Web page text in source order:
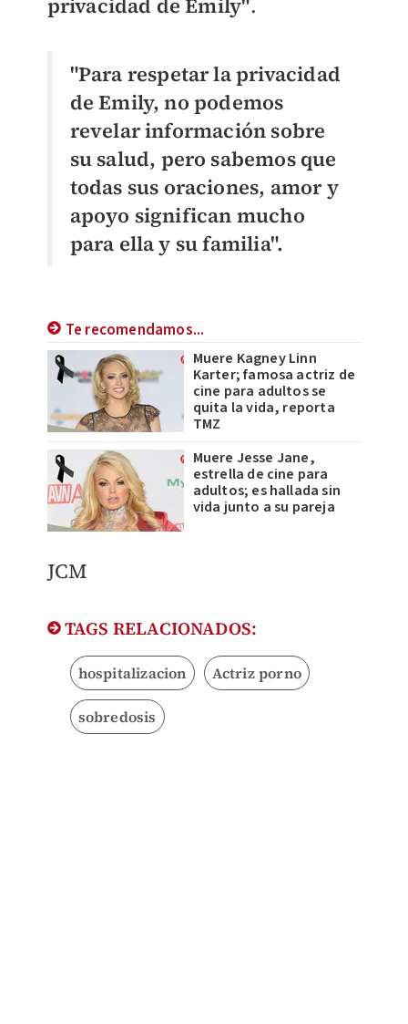
privacidad de Emily".
"Para respetar la privacidad
de Emily, no podemos
revelar información sobre
su salud, pero sabemos que
todas sus oraciones, amor y
apoyo significan mucho
para ella y su familia".
Te recomendamos...
Muere Kagney Linn
Karter; famosa actriz de
cine para adultos se
quita la vida, reporta
TMZ
Muere Jesse Jane,
estrella de cine para
adultos; es hallada sin
vida junto a su pareja
JCM
TAGS RELACIONADOS:
hospitalizacion Actriz porno
sobredosis